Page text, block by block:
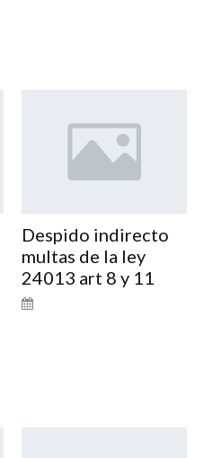
Despido indirecto
multas de la ley
24013 art 8 y 11